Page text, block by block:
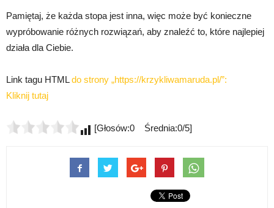
Pamiętaj, że każda stopa jest inna, więc może być konieczne
wypróbowanie różnych rozwiązań, aby znaleźć to, które najlepiej
działa dla Ciebie.
Link tagu HTMLdo strony „https://krzykliwamaruda.pl/”:
Kliknij tutaj
[Głosów:0 Średnia:0/5]